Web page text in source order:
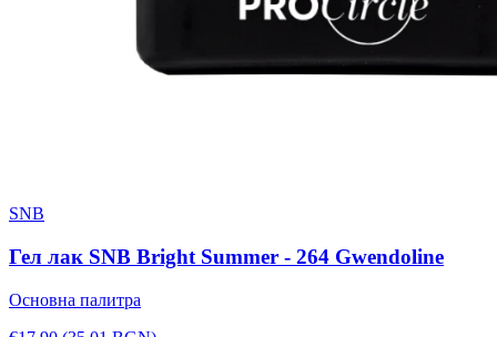
SNB
Гел лак SNB Bright Summer - 264 Gwendoline
Основна палитра